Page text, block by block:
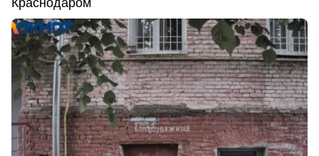
Краснодаром